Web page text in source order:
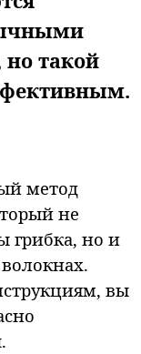
такой
метод
не
грибка, но и
вы